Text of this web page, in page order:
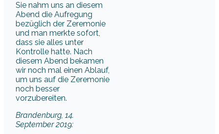
Sie nahm uns an diesem
Abend die Aufregung
bezüglich der Zeremonie
und man merkte sofort,
dass sie alles unter
Kontrolle hatte. Nach
diesem Abend bekamen
wir noch mal einen Ablauf,
um uns auf die Zeremonie
noch besser
vorzubereiten.
Brandenburg, 14.
September 2019: